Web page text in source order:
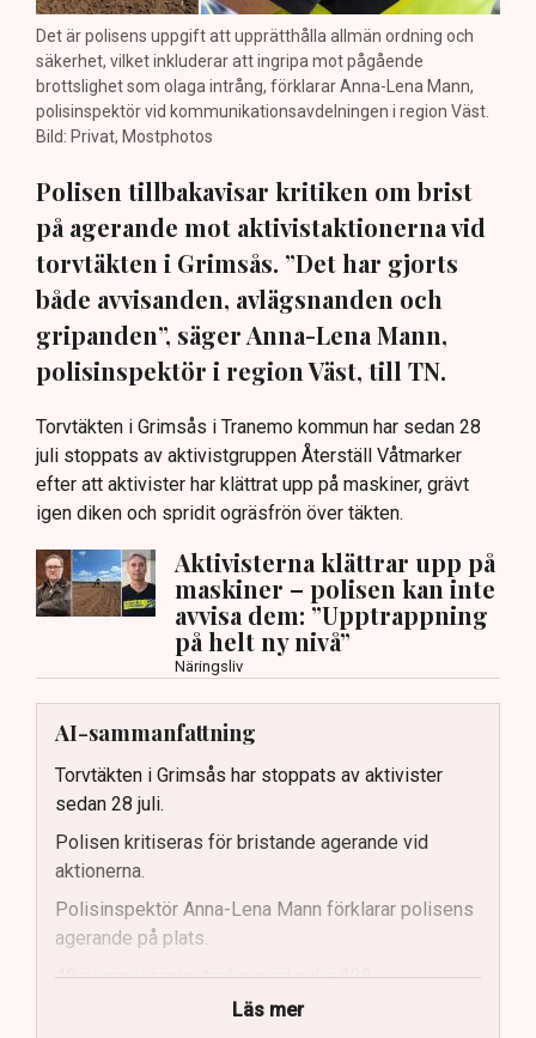
Det är polisens uppgift att upprätthålla allmän ordning och
säkerhet, vilket inkluderar att ingripa mot pågående
brottslighet som olaga intrång, förklarar Anna-Lena Mann,
polisinspektör vid kommunikationsavdelningen i region Väst.
Bild: Privat, Mostphotos
Polisen tillbakavisar kritiken om brist
på agerande mot aktivistaktionerna vid
torvtäkten i Grimsås. ”Det har gjorts
både avvisanden, avlägsnanden och
gripanden”, säger Anna-Lena Mann,
polisinspektör i region Väst, till TN.
Torvtäkten i Grimsås i Tranemo kommun har sedan 28
juli stoppats av aktivistgruppen Återställ Våtmarker
efter att aktivister har klättrat upp på maskiner, grävt
igen diken och spridit ogräsfrön över täkten.
Aktivisterna klättrar upp på
maskiner – polisen kan inte
avvisa dem: ”Upptrappning
på helt ny nivå”
Näringsliv
AI-sammanfattning
Torvtäkten i Grimsås har stoppats av aktivister
sedan 28 juli.
Polisen kritiseras för bristande agerande vid
aktionerna.
Polisinspektör Anna-Lena Mann förklarar polisens
agerande på plats.
40 personer misstänks med cirka 120
brottsmisstankar kopplade.
Läs mer